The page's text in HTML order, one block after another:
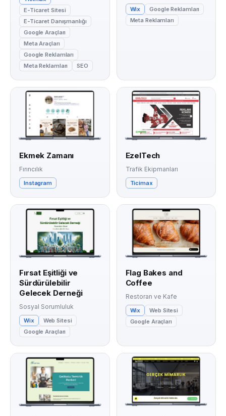
E-Ticaret Sitesi
E-Ticaret Danışmanlığı
Google Araçları
Meta Araçları
Google Reklamları
Meta Reklamları
SEO
Wix
Google Reklamları
Meta Reklamları
Ekmek Zamanı
Fırıncılık
Instagram
EzelTech
Trafik Ekipmanları
Ticimax
Fırsat Eşitliği ve
Sürdürülebilir
Gelecek Derneği
Sosyal Sorumluluk
Wix
Web Sitesi
Google Araçları
Flag Bakes and
Coffee
Restoran ve Kafe
Wix
Web Sitesi
Google Araçları